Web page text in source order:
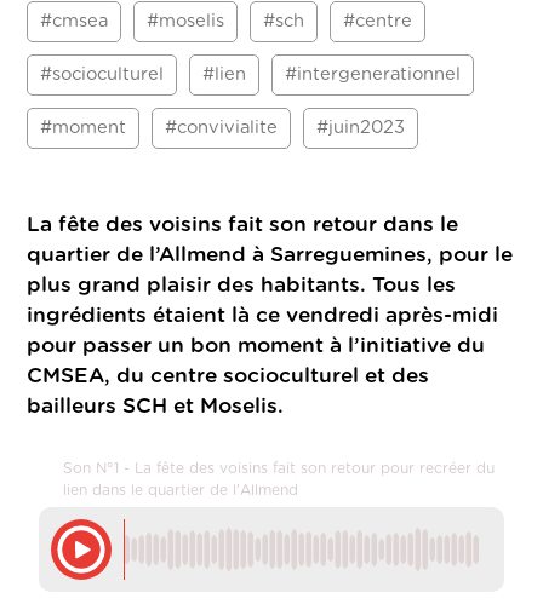
#cmsea #moselis #sch #centre
#socioculturel #lien #intergenerationnel
#moment #convivialite #juin2023
La fête des voisins fait son retour dans le
quartier de l’Allmend à Sarreguemines, pour le
plus grand plaisir des habitants. Tous les
ingrédients étaient là ce vendredi après-midi
pour passer un bon moment à l’initiative du
CMSEA, du centre socioculturel et des
bailleurs SCH et Moselis.
Son N°1 - La fête des voisins fait son retour pour recréer du
lien dans le quartier de l'Allmend